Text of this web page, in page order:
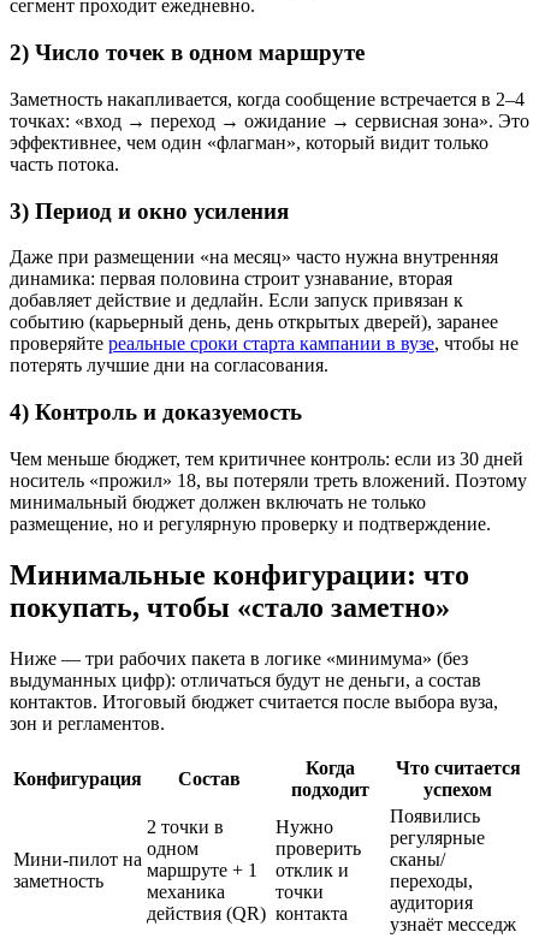
сегмент проходит ежедневно.
2) Число точек в одном маршруте
Заметность накапливается, когда сообщение встречается в 2–4
точках: «вход → переход → ожидание → сервисная зона». Это
эффективнее, чем один «флагман», который видит только
часть потока.
3) Период и окно усиления
Даже при размещении «на месяц» часто нужна внутренняя
динамика: первая половина строит узнавание, вторая
добавляет действие и дедлайн. Если запуск привязан к
событию (карьерный день, день открытых дверей), заранее
проверяйте реальные сроки старта кампании в вузе, чтобы не
потерять лучшие дни на согласования.
4) Контроль и доказуемость
Чем меньше бюджет, тем критичнее контроль: если из 30 дней
носитель «прожил» 18, вы потеряли треть вложений. Поэтому
минимальный бюджет должен включать не только
размещение, но и регулярную проверку и подтверждение.
Минимальные конфигурации: что
покупать, чтобы «стало заметно»
Ниже — три рабочих пакета в логике «минимума» (без
выдуманных цифр): отличаться будут не деньги, а состав
контактов. Итоговый бюджет считается после выбора вуза,
зон и регламентов.
Конфигурация Состав
Когда
подходит
Что считается
успехом
Мини-пилот на
заметность
2 точки в
одном
маршруте + 1
механика
действия (QR)
Нужно
проверить
отклик и
точки
контакта
Появились
регулярные
сканы/
переходы,
аудитория
узнаёт месседж